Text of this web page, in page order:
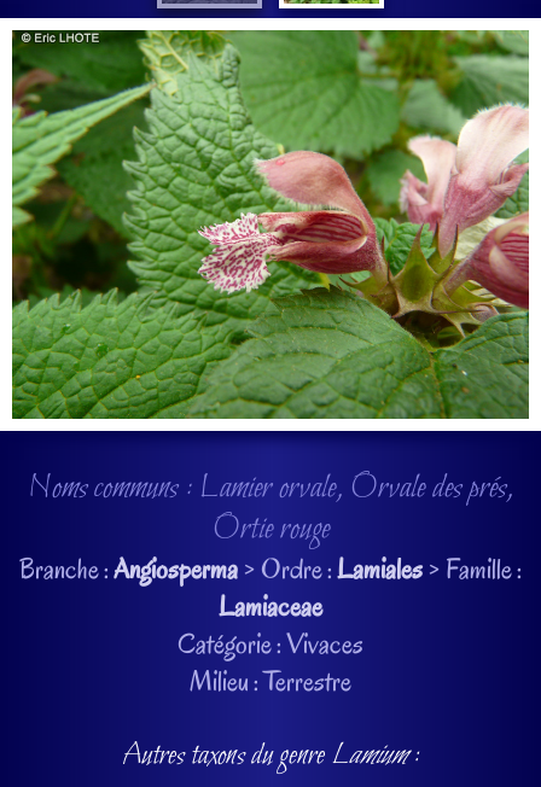
Noms communs : Lamier orvale, Orvale des prés,
Ortie rouge
Branche :Angiosperma> Ordre :Lamiales> Famille :
Lamiaceae
Catégorie : Vivaces
Milieu : Terrestre
Autres taxons du genreLamium: